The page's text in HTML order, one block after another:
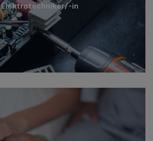
Elektrotechniker/-in